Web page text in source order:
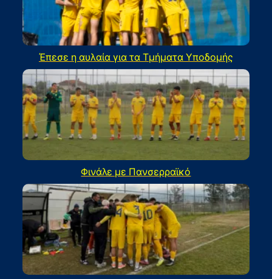
Έπεσε η αυλαία για τα Τμήματα Υποδομής
Φινάλε με Πανσερραϊκό